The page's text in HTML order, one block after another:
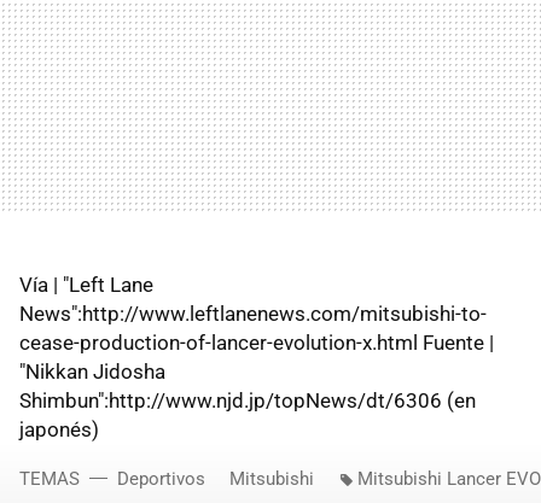
Vía | "Left Lane
News":http://www.leftlanenews.com/mitsubishi-to-
cease-production-of-lancer-evolution-x.html Fuente |
"Nikkan Jidosha
Shimbun":http://www.njd.jp/topNews/dt/6306 (en
japonés)
TEMAS Deportivos Mitsubishi Mitsubishi Lancer